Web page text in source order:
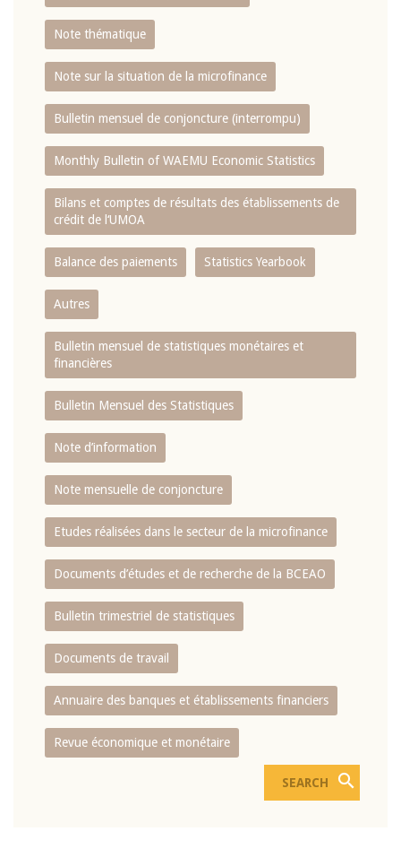
Note thématique
Note sur la situation de la microfinance
Bulletin mensuel de conjoncture (interrompu)
Monthly Bulletin of WAEMU Economic Statistics
Bilans et comptes de résultats des établissements de
crédit de l‘UMOA
Balance des paiements Statistics Yearbook
Autres
Bulletin mensuel de statistiques monétaires et
financières
Bulletin Mensuel des Statistiques
Note d’information
Note mensuelle de conjoncture
Etudes réalisées dans le secteur de la microfinance
Documents d’études et de recherche de la BCEAO
Bulletin trimestriel de statistiques
Documents de travail
Annuaire des banques et établissements financiers
Revue économique et monétaire